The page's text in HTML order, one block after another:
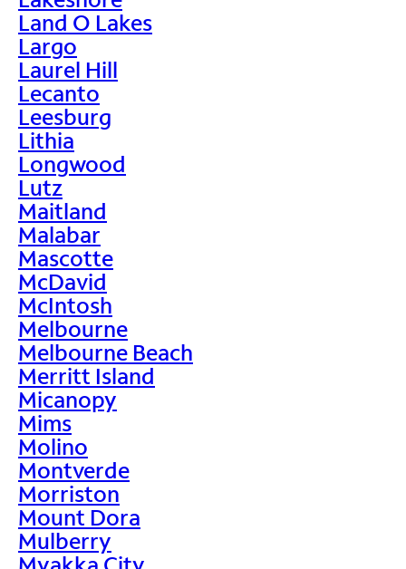
Land O Lakes
Largo
Laurel Hill
Lecanto
Leesburg
Lithia
Longwood
Lutz
Maitland
Malabar
Mascotte
McDavid
McIntosh
Melbourne
Melbourne Beach
Merritt Island
Micanopy
Mims
Molino
Montverde
Morriston
Mount Dora
Mulberry